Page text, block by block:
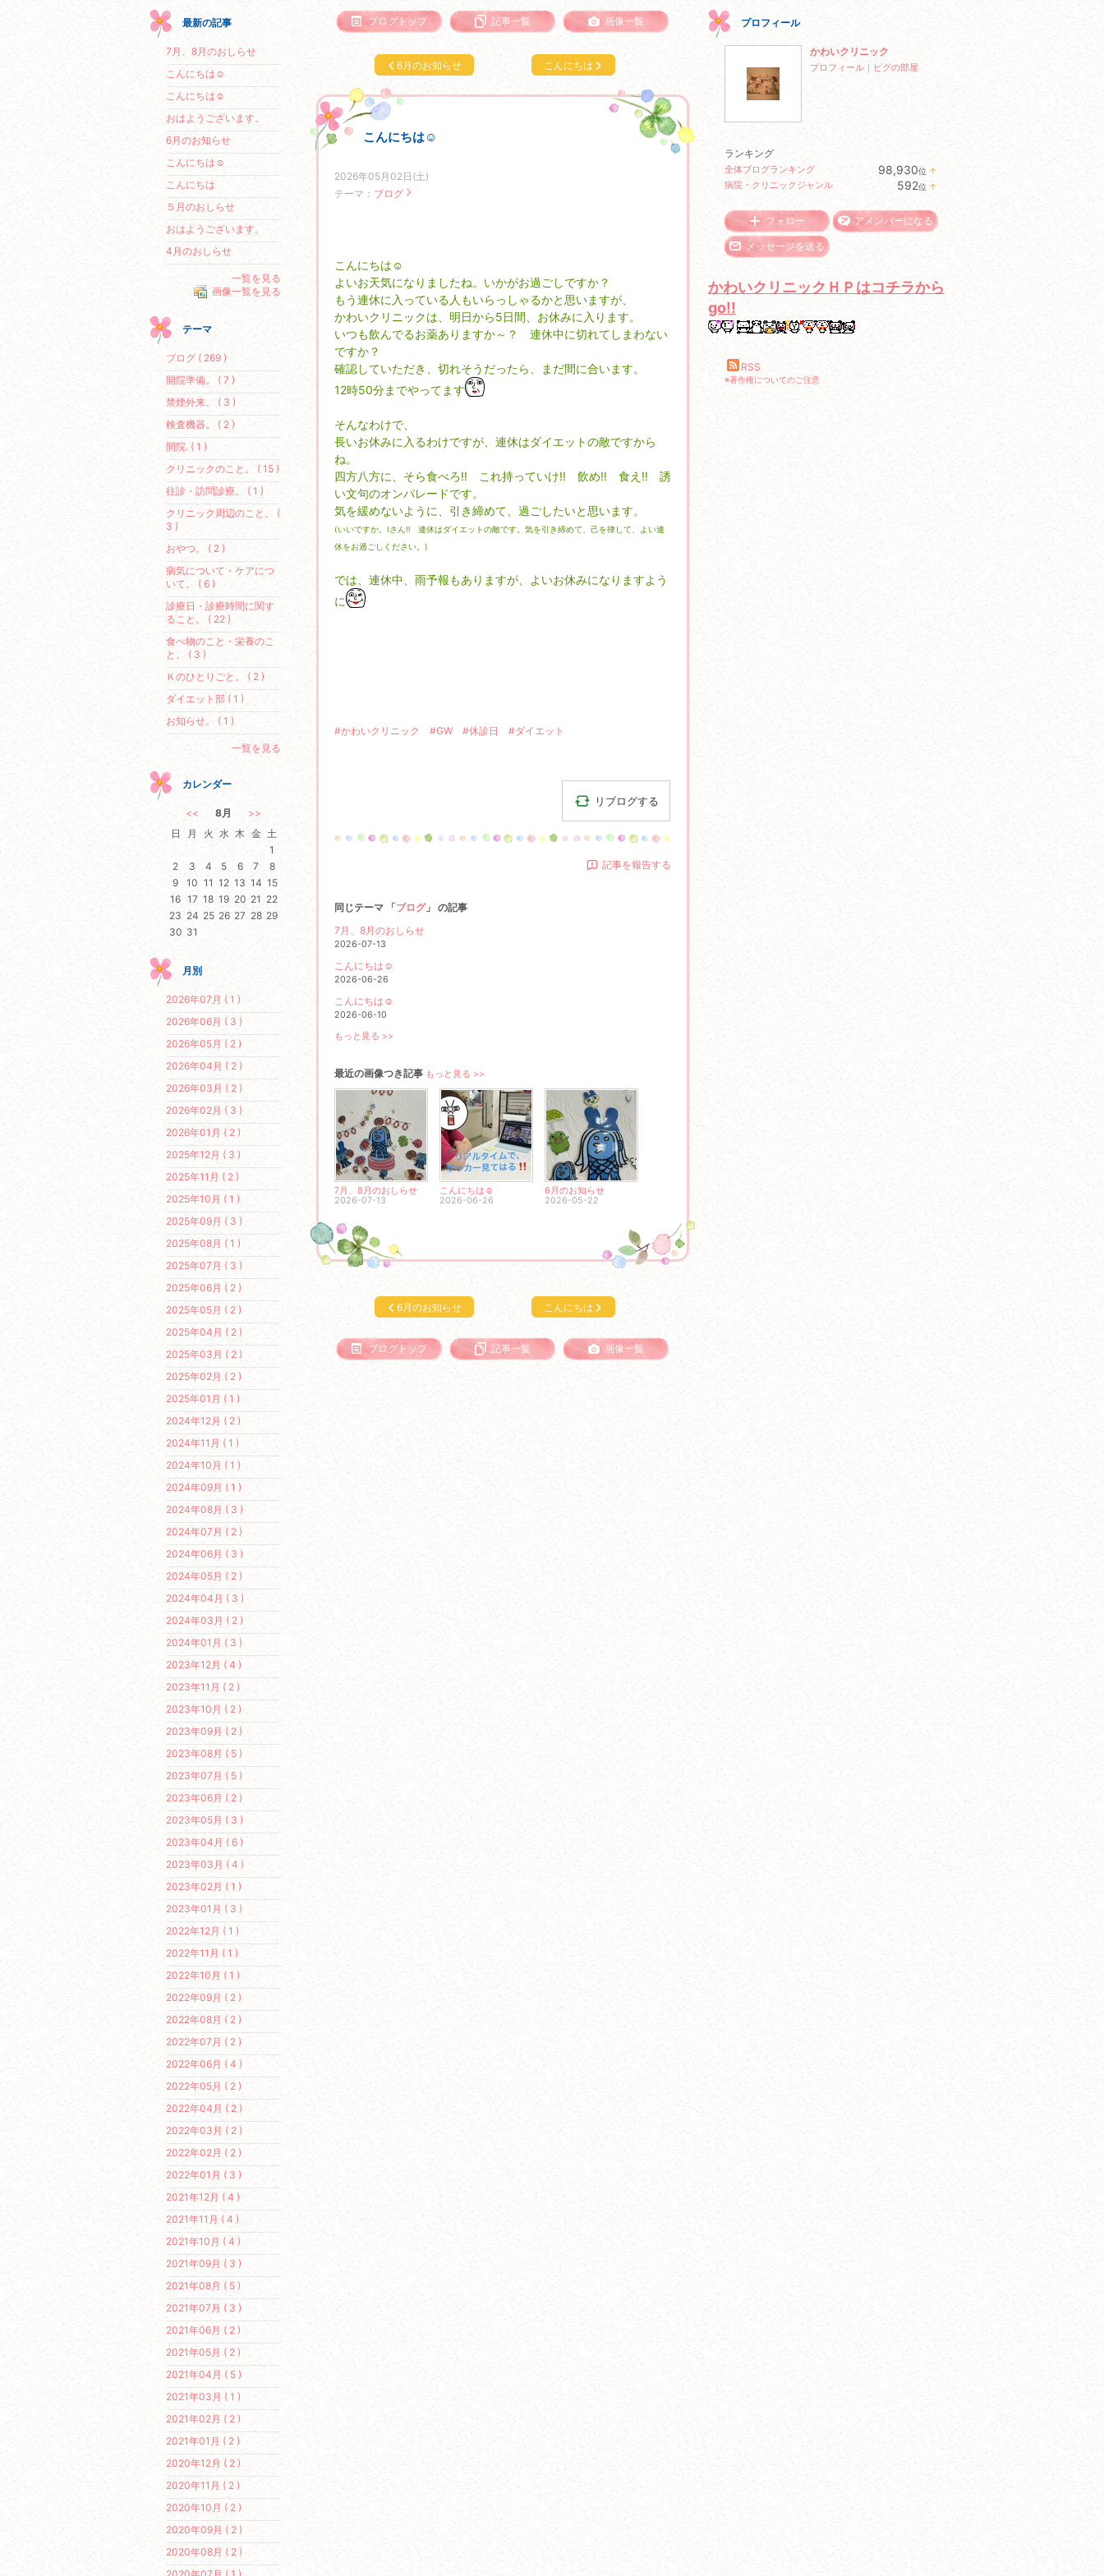
ブログトップ 記事一覧 画像一覧
6月のお知らせ こんにちは
こんにちは☺
2026年05月02日(土)
テーマ： ブログ
こんにちは☺
よいお天気になりましたね。いかがお過ごしですか？
もう連休に入っている人もいらっしゃるかと思いますが、
かわいクリニックは、明日から5日間、お休みに入ります。
いつも飲んでるお薬ありますか～？ 連休中に切れてしまわない
ですか？
確認していただき、切れそうだったら、まだ間に合います。
12時50分までやってます
そんなわけで、
長いお休みに入るわけですが、連休はダイエットの敵ですから
ね。
四方八方に、そら食べろ‼ これ持っていけ‼ 飲め‼ 食え‼ 誘
い文句のオンパレードです。
気を緩めないように、引き締めて、過ごしたいと思います。
(いいですか。Iさん‼ 連休はダイエットの敵です。気を引き締めて、己を律して、よい連
休をお過ごしください。)
では、連休中、雨予報もありますが、よいお休みになりますよう
に
#かわいクリニック #GW #休診日 #ダイエット
リブログする
記事を報告する
同じテーマ 「ブログ」 の記事
7月、8月のおしらせ
2026-07-13
こんにちは☺
2026-06-26
こんにちは☺
2026-06-10
もっと見る >>
最近の画像つき記事 もっと見る >>
7月、8月のおしらせ
2026-07-13
こんにちは☺
2026-06-26
6月のお知らせ
2026-05-22
6月のお知らせ こんにちは
ブログトップ 記事一覧 画像一覧
プロフィール
かわいクリニック
プロフィール ｜ ピグの部屋
ランキング
全体ブログランキング 98,930位 ↑
グ
病院・クリニックジャンル 592位 ↑
キ
フォロー アメンバーになる
メッセージを送る
かわいクリニックＨＰはコチラから
go!!
RSS
※著作権についてのご注意
最新の記事
7月、8月のおしらせ
こんにちは☺
こんにちは☺
おはようございます。
6月のお知らせ
こんにちは☺
こんにちは
５月のおしらせ
おはようございます。
4月のおしらせ
一覧を見る
画像一覧を見る
テーマ
ブログ ( 269 )
開院準備。 ( 7 )
禁煙外来。 ( 3 )
検査機器。 ( 2 )
開院. ( 1 )
クリニックのこと。 ( 15 )
往診・訪問診療。 ( 1 )
クリニック周辺のこと。 (
3 )
おやつ。 ( 2 )
病気について・ケアにつ
いて。 ( 6 )
診療日・診療時間に関す
ること。 ( 22 )
食べ物のこと・栄養のこ
と。 ( 3 )
Ｋのひとりごと。 ( 2 )
ダイエット部 ( 1 )
お知らせ。 ( 1 )
一覧を見る
カレンダー
<< 8月
>>
日
月 火 水 木 金 土
1
2
3 4 5 6 7
8
9
10 11 12 13 14 15
16 17 18 19 20 21 22
23 24 25 26 27 28 29
30 31
月別
2026年07月 ( 1 )
2026年06月 ( 3 )
2026年05月 ( 2 )
2026年04月 ( 2 )
2026年03月 ( 2 )
2026年02月 ( 3 )
2026年01月 ( 2 )
2025年12月 ( 3 )
2025年11月 ( 2 )
2025年10月 ( 1 )
2025年09月 ( 3 )
2025年08月 ( 1 )
2025年07月 ( 3 )
2025年06月 ( 2 )
2025年05月 ( 2 )
2025年04月 ( 2 )
2025年03月 ( 2 )
2025年02月 ( 2 )
2025年01月 ( 1 )
2024年12月 ( 2 )
2024年11月 ( 1 )
2024年10月 ( 1 )
2024年09月 ( 1 )
2024年08月 ( 3 )
2024年07月 ( 2 )
2024年06月 ( 3 )
2024年05月 ( 2 )
2024年04月 ( 3 )
2024年03月 ( 2 )
2024年01月 ( 3 )
2023年12月 ( 4 )
2023年11月 ( 2 )
2023年10月 ( 2 )
2023年09月 ( 2 )
2023年08月 ( 5 )
2023年07月 ( 5 )
2023年06月 ( 2 )
2023年05月 ( 3 )
2023年04月 ( 6 )
2023年03月 ( 4 )
2023年02月 ( 1 )
2023年01月 ( 3 )
2022年12月 ( 1 )
2022年11月 ( 1 )
2022年10月 ( 1 )
2022年09月 ( 2 )
2022年08月 ( 2 )
2022年07月 ( 2 )
2022年06月 ( 4 )
2022年05月 ( 2 )
2022年04月 ( 2 )
2022年03月 ( 2 )
2022年02月 ( 2 )
2022年01月 ( 3 )
2021年12月 ( 4 )
2021年11月 ( 4 )
2021年10月 ( 4 )
2021年09月 ( 3 )
2021年08月 ( 5 )
2021年07月 ( 3 )
2021年06月 ( 2 )
2021年05月 ( 2 )
2021年04月 ( 5 )
2021年03月 ( 1 )
2021年02月 ( 2 )
2021年01月 ( 2 )
2020年12月 ( 2 )
2020年11月 ( 2 )
2020年10月 ( 2 )
2020年09月 ( 2 )
2020年08月 ( 2 )